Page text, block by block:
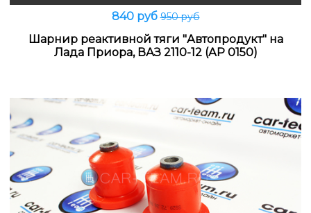
840 руб950 руб
Шарнир реактивной тяги "Автопродукт" на
Лада Приора, ВАЗ 2110-12 (АР 0150)